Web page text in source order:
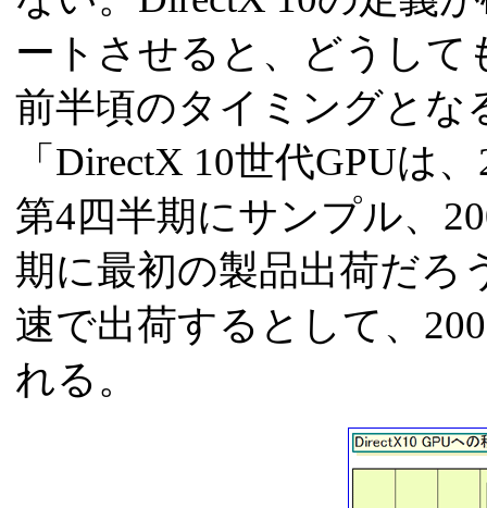
ートさせると、どうして
前半頃のタイミングとな
「DirectX 10世代GPUは
第4四半期にサンプル、
期に最初の製品出荷だろ
速で出荷するとして、
れる。